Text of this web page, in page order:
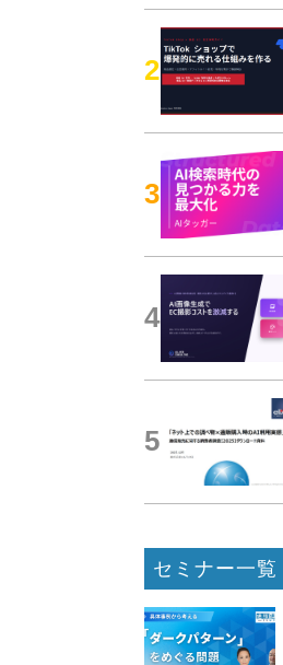
2
3
4
5
セミナー一覧